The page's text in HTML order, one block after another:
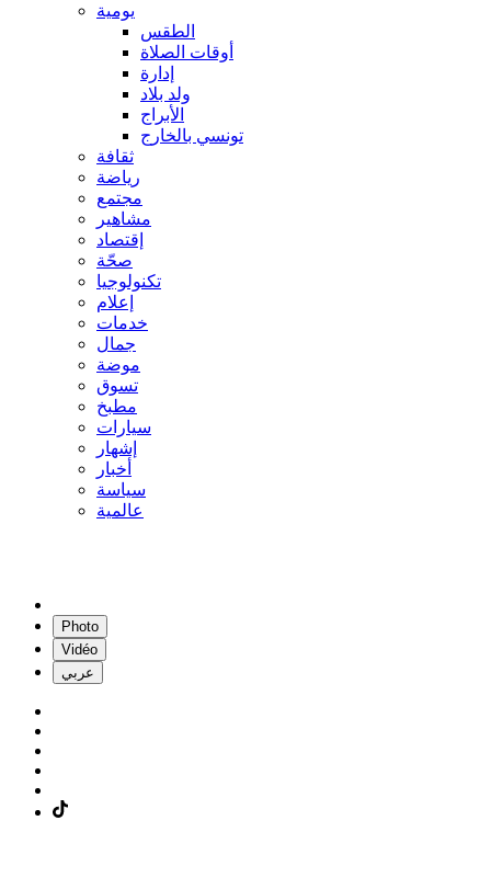
يومية
الطقس
أوقات الصلاة
إدارة
ولد بلاد
الأبراج
تونسي بالخارج
ثقافة
رياضة
مجتمع
مشاهير
إقتصاد
صحّة
تكنولوجيا
إعلام
خدمات
جمال
موضة
تسوق
مطبخ
سيارات
إشهار
أخبار
سياسة
عالمية
Photo
Vidéo
عربي